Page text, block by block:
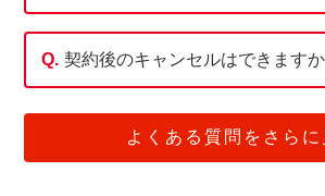
契約後のキャンセルはできますか
よくある質問をさらに